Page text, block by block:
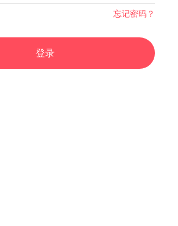
忘记密码？
登录